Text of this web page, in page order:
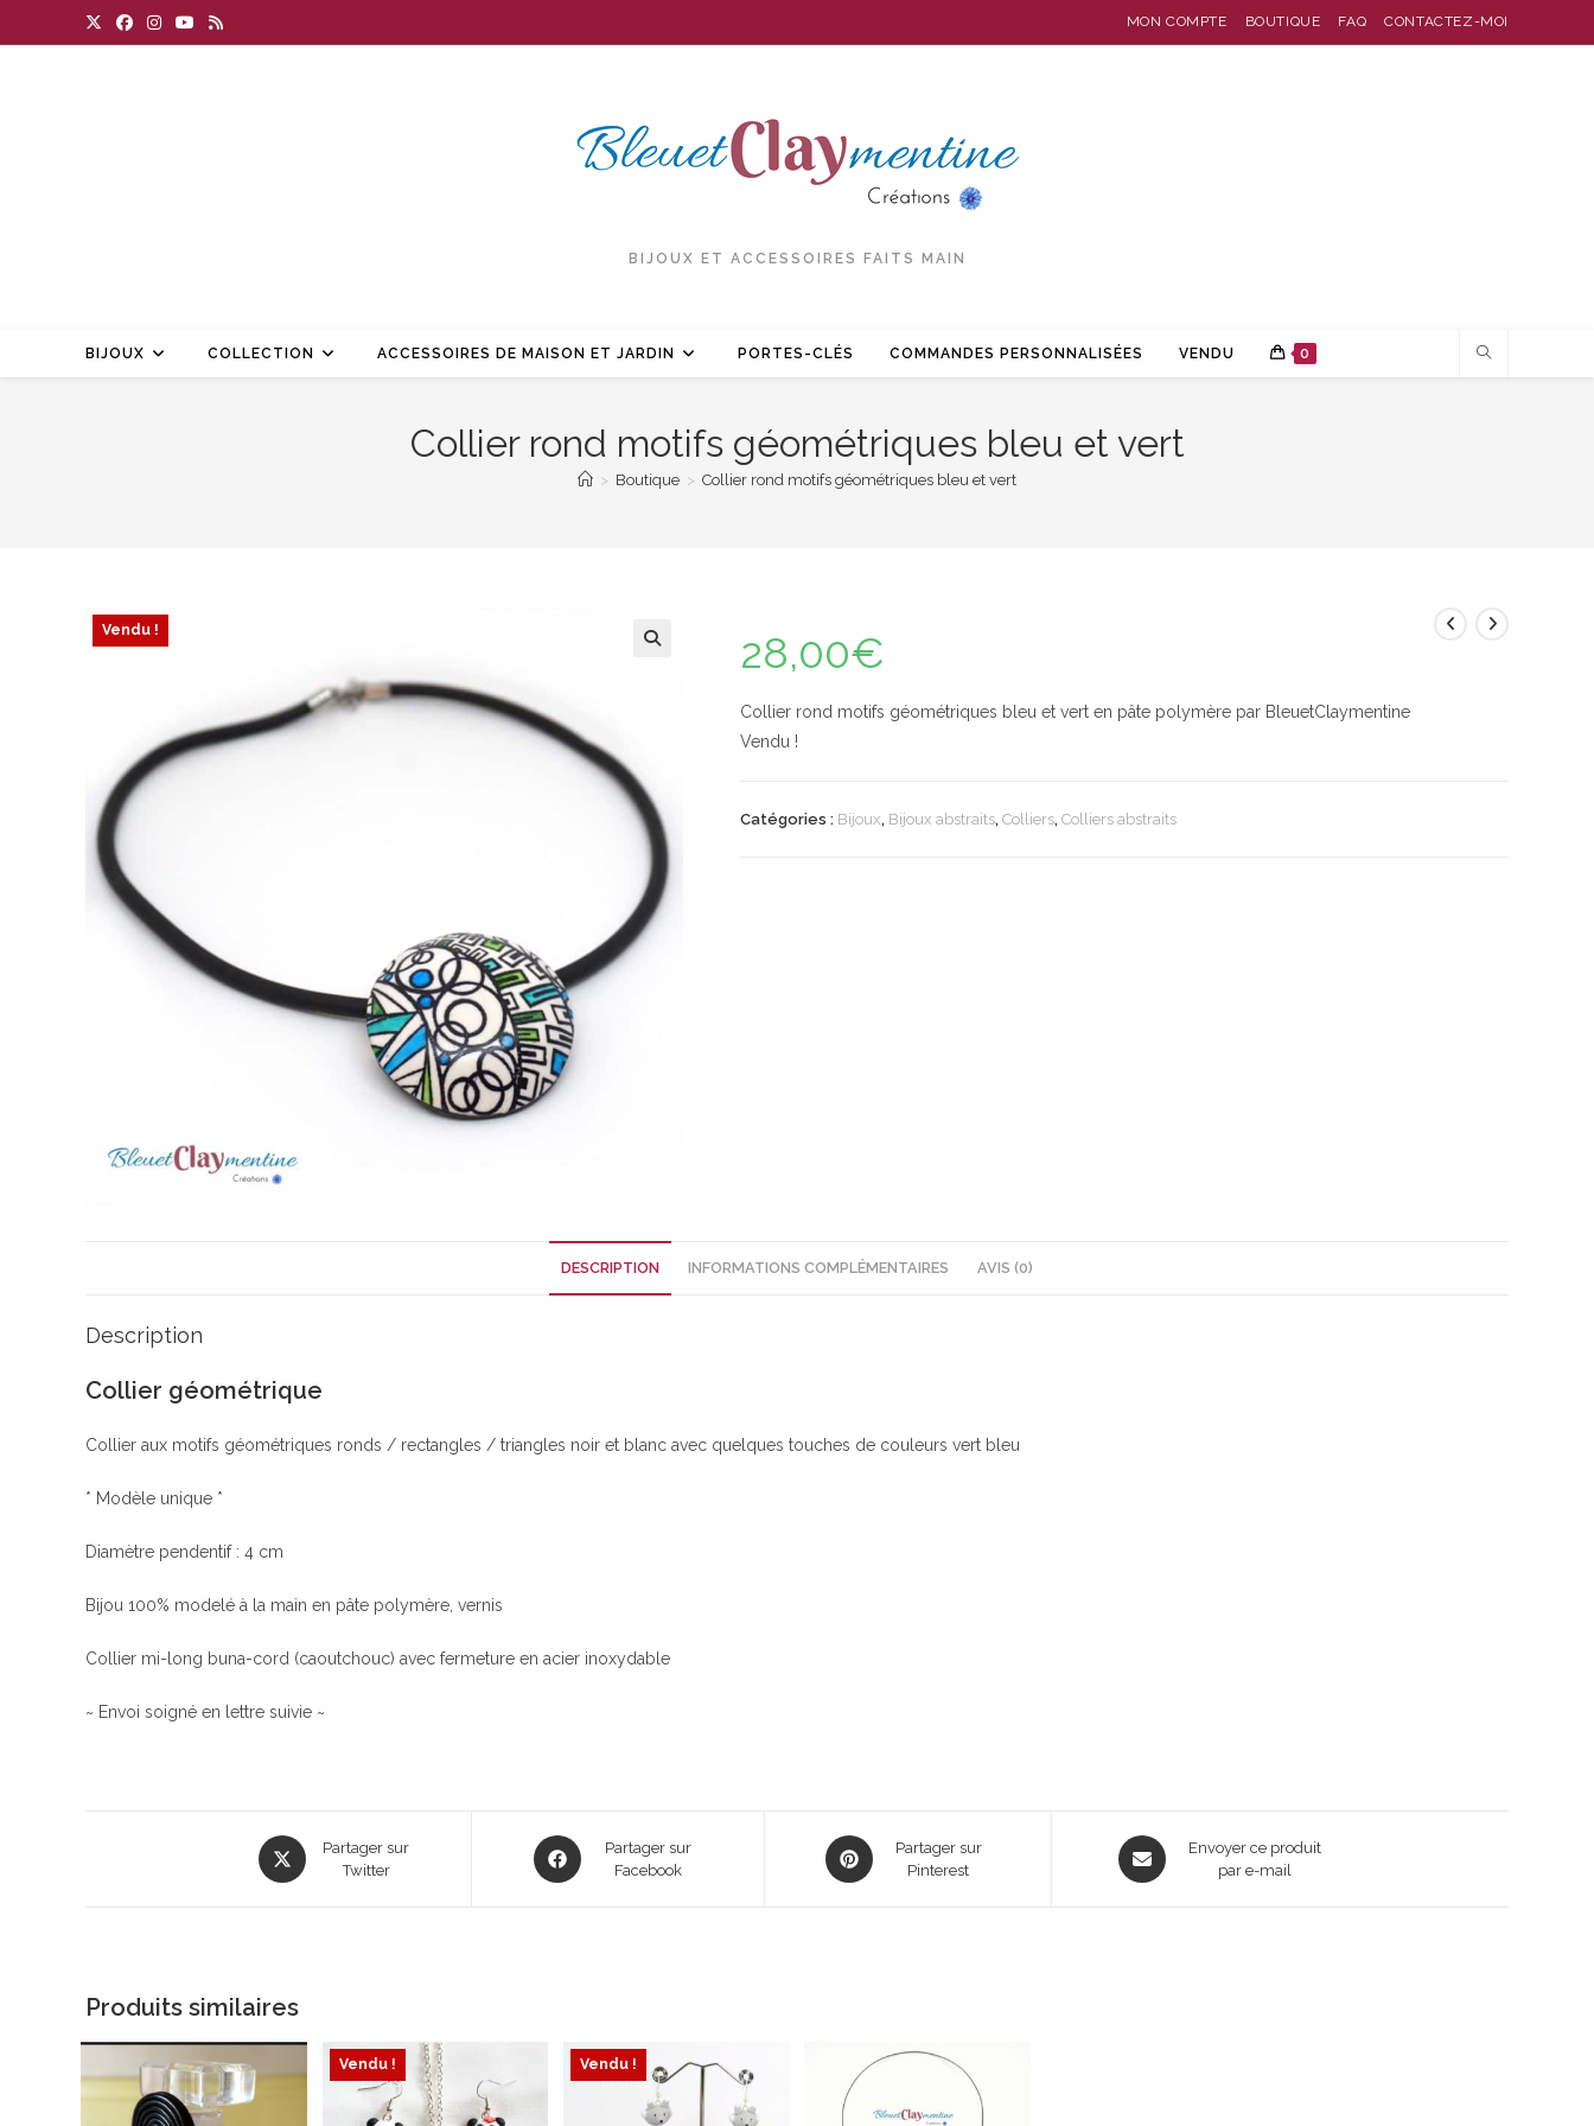
to
MON COMPTE BOUTIQUE FAQ CONTACTEZ-MOI
BIJOUX ET ACCESSOIRES FAITS MAIN
BIJOUX COLLECTION ACCESSOIRES DE MAISON ET JARDIN PORTES-CLÉS COMMANDES PERSONNALISÉES VENDU 0
Collier rond motifs géométriques bleu et vert
> Boutique > Collier rond motifs géométriques bleu et vert
Vendu ! 28,00€
Collier rond motifs géométriques bleu et vert en pâte polymère par BleuetClaymentine
Vendu !
Catégories : Bijoux, Bijoux abstraits, Colliers, Colliers abstraits
DESCRIPTION INFORMATIONS COMPLÉMENTAIRES AVIS (0)
Description
Collier géométrique
Collier aux motifs géométriques ronds / rectangles / triangles noir et blanc avec quelques touches de couleurs vert bleu
* Modèle unique *
Diamètre pendentif : 4 cm
Bijou 100% modelé à la main en pâte polymère, vernis
Collier mi-long buna-cord (caoutchouc) avec fermeture en acier inoxydable
~ Envoi soigné en lettre suivie ~
Opens
in
Partager sur
Twitter
Opens
in
Partager sur
Facebook
Opens
in
Partager sur
Pinterest
Opens
in
Envoyer ce produit
par e-mail
Produits similaires
Vendu !
ÉPUISÉ
Vendu !
ÉPUISÉ